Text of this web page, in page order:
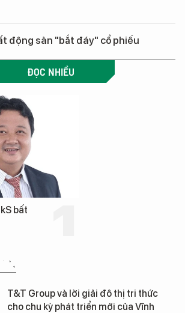
động sản "bắt đáy" cổ phiếu
ĐỌC NHIỀU
bất
T&T Group và lời giải đô thị tri thức
cho chu kỳ phát triển mới của Vĩnh